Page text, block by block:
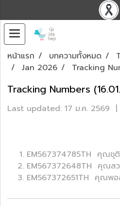
หน้าแรก บทความทั้งหมด
Jan 2026
Tracking
Tracking Numbers
Last updated: 17 ม.ค. 2569 |
EM567374785TH คุณชุ
EM567372648TH คุณส
EM567372651TH คุณพ